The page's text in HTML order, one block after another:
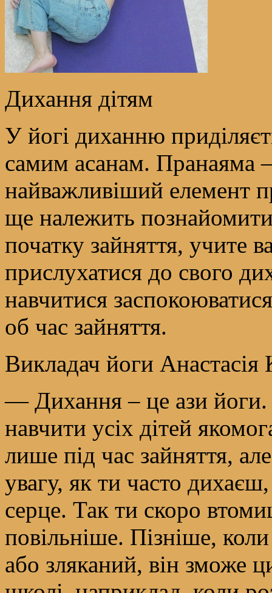
Дихання дітям
У йогі диханню
самим асанам. Пранаяма
найважливіший елемент
ще належить
початку зайняття, учите
прислухатися до свого
навчитися
об час зайняття.
Викладач йоги Анастасія
— Дихання – це ази йоги.
навчити усіх дітей
лише під час зайняття,
увагу, як ти часто
серце. Так ти скоро
повільніше. Пізніше,
або зляканий, він зможе